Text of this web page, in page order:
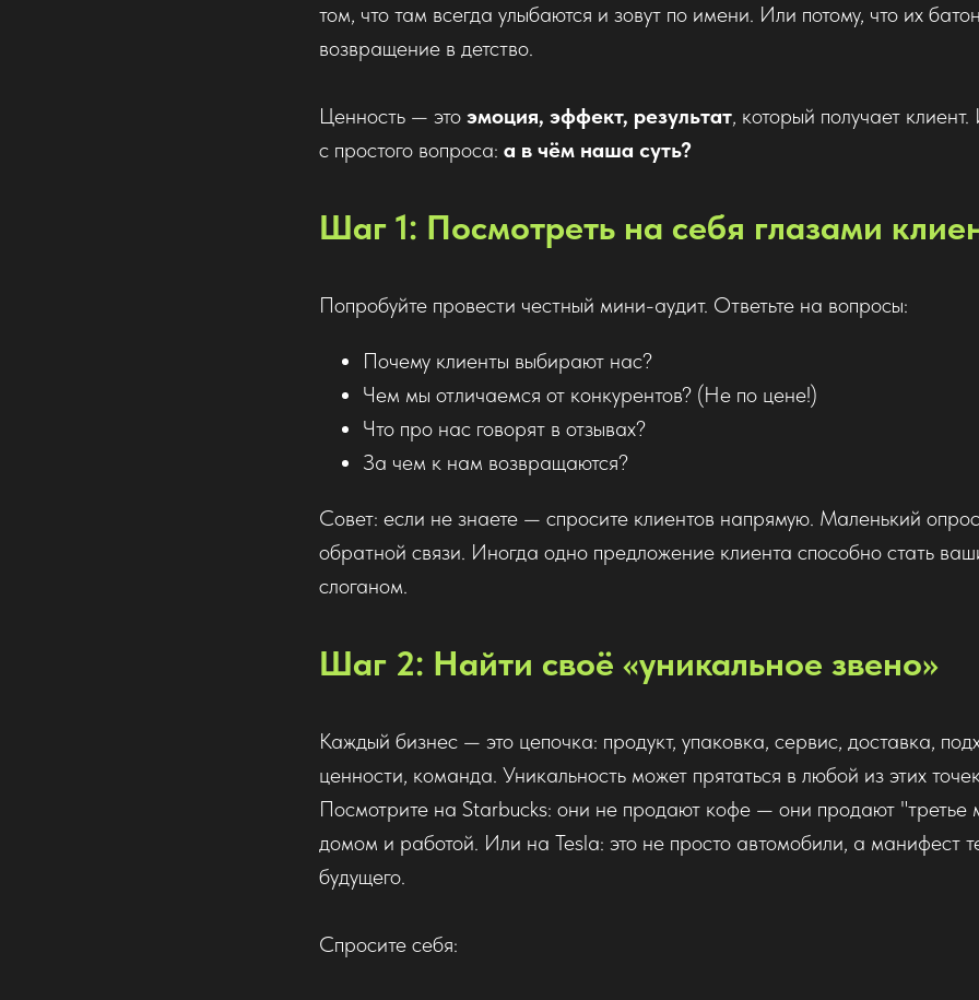
том, что там всегда улыбаются и зовут по имени. Или потому, что их
возвращение в детство.
Ценность — это эмоция, эффект, результат, который получает
с простого вопроса: а в чём наша суть?
Шаг 1: Посмотреть на себя глазами
Попробуйте провести честный мини-аудит. Ответьте на вопросы:
Почему клиенты выбирают нас?
Чем мы отличаемся от конкурентов? (Не по цене!)
Что про нас говорят в отзывах?
За чем к нам возвращаются?
Совет: если не знаете — спросите клиентов напрямую. Маленький
обратной связи. Иногда одно предложение клиента способно стать
слоганом.
Шаг 2: Найти своё «уникальное звено»
Каждый бизнес — это цепочка: продукт, упаковка, сервис, доставка,
ценности, команда. Уникальность может прятаться в любой из этих
Посмотрите на Starbucks: они не продают кофе — они продают "третье
домом и работой. Или на Tesla: это не просто автомобили, а манифест
будущего.
Спросите себя: